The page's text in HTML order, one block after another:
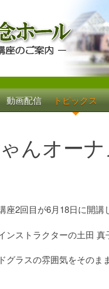
ホール
動画配信 トピックス
んオー
座2回目が6月18日に開講
ストラクターの土田 真
グラスの雰囲気をその